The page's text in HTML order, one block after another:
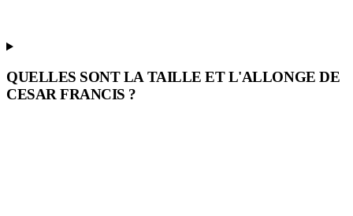
QUELLES SONT LA TAILLE ET L'ALLONGE DE
CESAR FRANCIS ?